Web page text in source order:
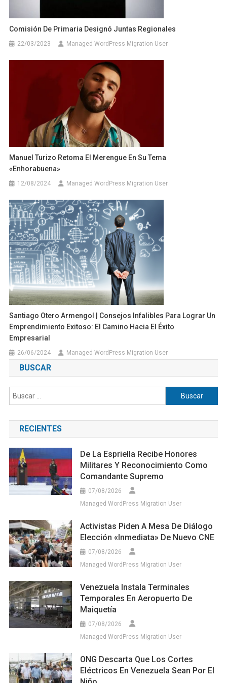
Comisión De Primaria Designó Juntas Regionales
22/03/2023 Managed WordPress Migration User
Manuel Turizo Retoma El Merengue En Su Tema
«Enhorabuena»
12/08/2024 Managed WordPress Migration User
Santiago Otero Armengol | Consejos Infalibles Para Lograr Un
Emprendimiento Exitoso: El Camino Hacia El Éxito
Empresarial
26/06/2024 Managed WordPress Migration User
BUSCAR
Buscar:
RECIENTES
De La Espriella Recibe Honores
Militares Y Reconocimiento Como
Comandante Supremo
07/08/2026
Managed WordPress Migration User
Activistas Piden A Mesa De Diálogo
Elección «inmediata» De Nuevo CNE
07/08/2026
Managed WordPress Migration User
Venezuela Instala Terminales
Temporales En Aeropuerto De
Maiquetía
07/08/2026
Managed WordPress Migration User
ONG Descarta Que Los Cortes
Eléctricos En Venezuela Sean Por El